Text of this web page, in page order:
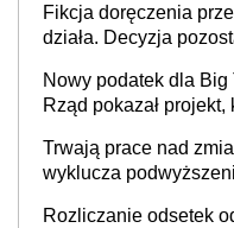
Fikcja doręczenia
działa. Decyzja
Nowy podatek dla
Rząd pokazał projekt,
Trwają prace nad
wyklucza
Rozliczanie odsetek